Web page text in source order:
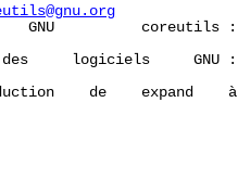
GNU          coreutils :
logiciels     GNU :
de    expand    à